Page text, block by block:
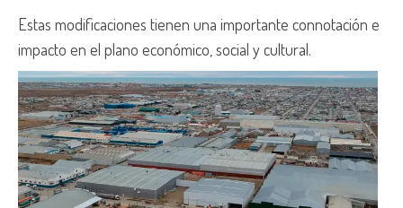
Estas modificaciones tienen una importante connotación e
impacto en el plano económico, social y cultural.